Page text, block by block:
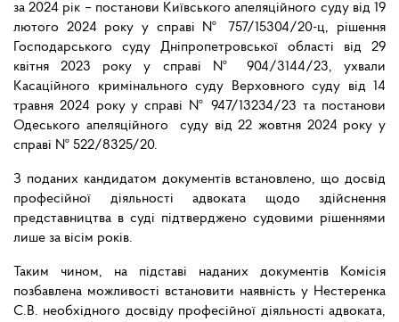
за 2024 рік – постанови Київського апеляційного суду від 19
лютого 2024 року у справі № 757/15304/20-ц, рішення
Господарського суду Дніпропетровської області від 29
квітня 2023 року у справі № 904/3144/23, ухвали
Касаційного кримінального суду Верховного суду від 14
травня 2024 року у справі № 947/13234/23 та постанови
Одеського апеляційного суду від 22 жовтня 2024 року у
справі № 522/8325/20.
З поданих кандидатом документів встановлено, що досвід
професійної діяльності адвоката щодо здійснення
представництва в суді підтверджено судовими рішеннями
лише за вісім років.
Таким чином, на підставі наданих документів Комісія
позбавлена можливості встановити наявність у Нестеренка
С.В. необхідного досвіду професійної діяльності адвоката,